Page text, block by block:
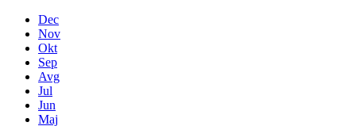
Dec
Nov
Okt
Sep
Avg
Jul
Jun
Maj